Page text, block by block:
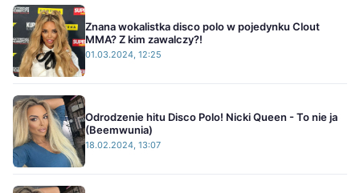
Znana wokalistka disco polo w pojedynku Clout
MMA? Z kim zawalczy?!
01.03.2024, 12:25
Odrodzenie hitu Disco Polo! Nicki Queen - To nie ja
(Beemwunia)
18.02.2024, 13:07